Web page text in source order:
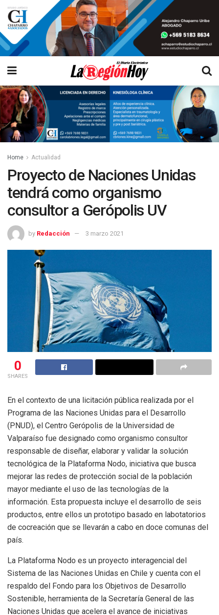
Home Actualidad
Proyecto de Naciones Unidas
tendrá como organismo
consultor a Gerópolis UV
by Redacción 3 marzo 2021
0
SHARES
En el contexto de una licitación pública realizada por el
Programa de las Naciones Unidas para el Desarrollo
(PNUD), el Centro Gerópolis de la Universidad de
Valparaíso fue designado como organismo consultor
responsable de diseñar, elaborar y validar la solución
tecnológica de la Plataforma Nodo, iniciativa que busca
mejorar las redes de protección social de la población
mayor mediante el uso de las tecnologías de la
información. Esta propuesta incluye el desarrollo de seis
productos, entre ellos un prototipo basado en labotatorios
de cocreación que se llevarán a cabo en doce comunas del
país.
La Plataforma Nodo es un proyecto interagencial del
Sistema de las Naciones Unidas en Chile y cuenta con el
respaldo del Fondo para los Objetivos de Desarrollo
Sostenible, herramienta de la Secretaría General de las
Naciones Unidas que acelera el avance de iniciativas